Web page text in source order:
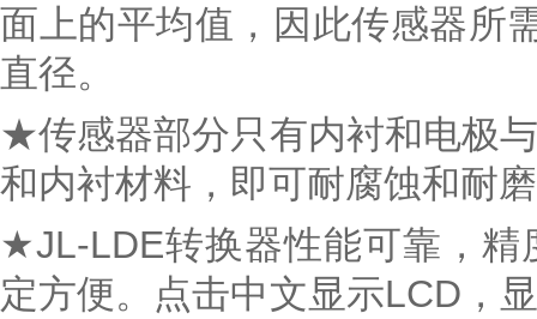
面上的平均值，因此传感器所
直径。
★传感器部分只有内衬和电极
和内衬材料，即可耐腐蚀和耐
★JL-LDE转换器性能可靠，精
定方便。点击中文显示LCD，